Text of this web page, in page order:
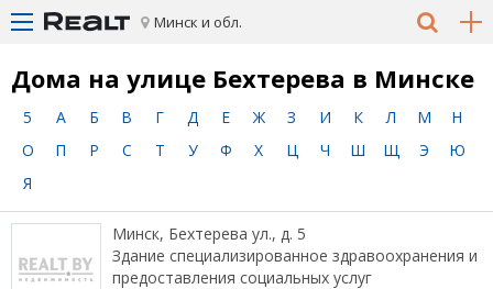
Минск и обл.
Дома на улице Бехтерева в Минске
5 А Б В Г Д Е Ж З И К Л М
Н
О
П Р С Т У Ф Х Ц Ч Ш Щ Э
Ю
Я
Минск, Бехтерева ул., д. 5
Здание специализированное здравоохранения и
предоставления социальных услуг